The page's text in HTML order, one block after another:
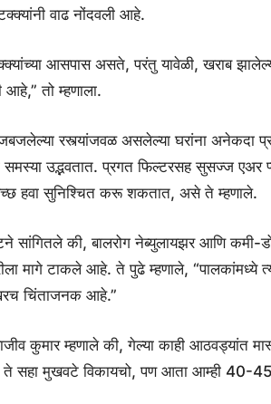
वाढ नोंदवली आहे.
आसपास असते, परंतु यावेळी, खराब
आहे,” तो म्हणाला.
रस्त्यांजवळ असलेल्या घरांना अनेकदा
समस्या उद्भवतात. प्रगत फिल्टरसह सुसज्ज एअर
हवा सुनिश्चित करू शकतात, असे ते म्हणाले.
सांगितले की, बालरोग नेब्युलायझर आणि कमी-
मागे टाकले आहे. ते पुढे म्हणाले, “पालकांमध्ये
चिंताजनक आहे.”
कुमार म्हणाले की, गेल्या काही आठवड्यांत
ते सहा मुखवटे विकायचो, पण आता आम्ही 40-